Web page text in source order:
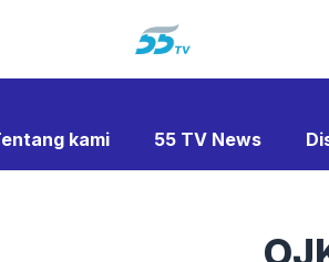
kami 55 TV News